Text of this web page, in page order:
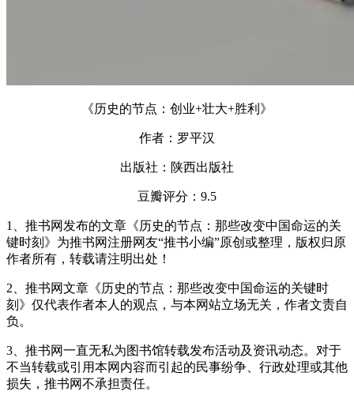
《历史的节点：创业+壮大+胜利》
作者：罗平汉
出版社：陕西出版社
豆瓣评分：9.5
1、推书网发布的文章《历史的节点：那些改变中国命运的关
键时刻》为推书网注册网友“推书小编”原创或整理，版权归原
作者所有，转载请注明出处！
2、推书网文章《历史的节点：那些改变中国命运的关键时
刻》仅代表作者本人的观点，与本网站立场无关，作者文责自
负。
3、推书网一直无私为图书馆转载发布活动及资讯动态。对于
不当转载或引用本网内容而引起的民事纷争、行政处理或其他
损失，推书网不承担责任。